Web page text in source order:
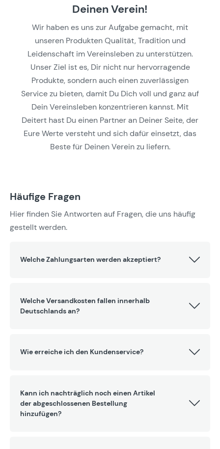
Deinen Verein!
Wir haben es uns zur Aufgabe gemacht, mit
unseren Produkten Qualität, Tradition und
Leidenschaft im Vereinsleben zu unterstützen.
Unser Ziel ist es, Dir nicht nur hervorragende
Produkte, sondern auch einen zuverlässigen
Service zu bieten, damit Du Dich voll und ganz auf
Dein Vereinsleben konzentrieren kannst. Mit
Deitert hast Du einen Partner an Deiner Seite, der
Eure Werte versteht und sich dafür einsetzt, das
Beste für Deinen Verein zu liefern.
Häufige Fragen
Hier finden Sie Antworten auf Fragen, die uns häufig
gestellt werden.
Welche Zahlungsarten werden akzeptiert?
Welche Versandkosten fallen innerhalb
Deutschlands an?
Wie erreiche ich den Kundenservice?
Kann ich nachträglich noch einen Artikel
der abgeschlossenen Bestellung
hinzufügen?